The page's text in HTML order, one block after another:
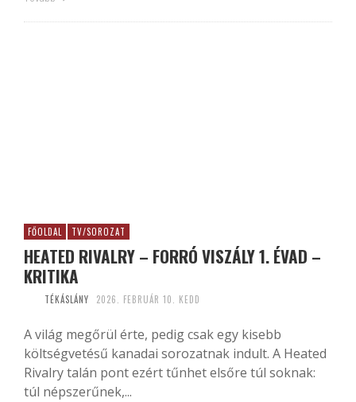
FŐOLDAL TV/SOROZAT
HEATED RIVALRY – FORRÓ VISZÁLY 1. ÉVAD –
KRITIKA
TÉKÁSLÁNY 2026. FEBRUÁR 10. KEDD
A világ megőrül érte, pedig csak egy kisebb
költségvetésű kanadai sorozatnak indult. A Heated
Rivalry talán pont ezért tűnhet elsőre túl soknak:
túl népszerűnek,...